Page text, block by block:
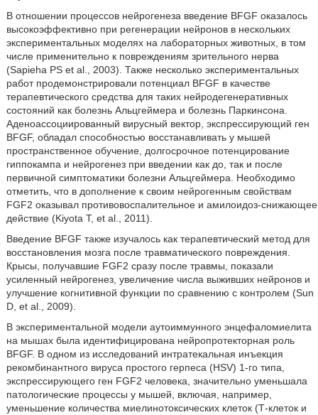
В отношении процессов нейрогенеза введение BFGF оказалось
высокоэффективно при регенерации нейронов в нескольких
экспериментальных моделях на лабораторных животных, в том
числе применительно к повреждениям зрительного нерва
(Sapieha PS et al., 2003). Также несколько экспериментальных
работ продемонстрировали потенциал BFGF в качестве
терапевтического средства для таких нейродегенеративных
состояний как болезнь Альцгеймера и болезнь Паркинсона.
Аденоассоциированный вирусный вектор, экспрессирующий ген
BFGF, обладал способностью восстанавливать у мышей
пространственное обучение, долгосрочное потенцирование
гиппокампа и нейрогенез при введении как до, так и после
первичной симптоматики болезни Альцгеймера. Необходимо
отметить, что в дополнение к своим нейрогенным свойствам
FGF2 оказывал противовоспалительное и амилоидоз-снижающее
действие (Kiyota T, et al., 2011).
Введение BFGF также изучалось как терапевтический метод для
восстановления мозга после травматического повреждения.
Крысы, получавшие FGF2 сразу после травмы, показали
усиленный нейрогенез, увеличение числа выживших нейронов и
улучшение когнитивной функции по сравнению с контролем (Sun
D, et al., 2009).
В экспериментальной модели аутоиммунного энцефаломиелита
на мышах была идентифицирована нейропротекторная роль
BFGF. В одном из исследований интратекальная инъекция
рекомбинантного вируса простого герпеса (HSV) 1-го типа,
экспрессирующего ген FGF2 человека, значительно уменьшала
патологические процессы у мышей, включая, например,
уменьшение количества миелинотоксических клеток (Т-клеток и